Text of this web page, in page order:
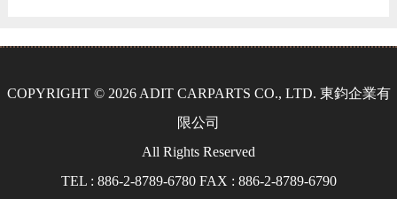
COPYRIGHT © 2026 ADIT CARPARTS CO., LTD. 東鈞企業有
限公司
All Rights Reserved
TEL : 886-2-8789-6780 FAX : 886-2-8789-6790